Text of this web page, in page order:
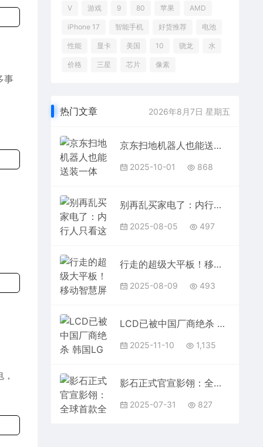
事
V 游戏 9 80 苹果 AMD
iPhone 17 智能手机 好货推荐 电池
性能 显卡 美国 10 骁龙 水
价格 三星 芯片 像素
热门文章 2026年8月7日 星期五
京东扫地机器人也能送装一体了：送货安装调试 一次性解决
2025-10-01 868
别再乱买家电了：内行人只看这5个点
2025-08-05 497
行走的超级大平板！移动智慧屏上半年销量大涨45%
2025-08-09 493
LCD已被中国厂商绝杀 韩国LG面板业务4年来终于赚钱了
2025-11-10 1,135
影石正式官宣影翎：全球首款全景无人机来了
2025-07-31 827